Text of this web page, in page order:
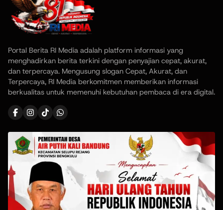
Portal Berita RI Media adalah platform informasi yang
menghadirkan berita terkini dengan penyajian cepat, akurat,
dan terpercaya. Mengusung slogan Cepat, Akurat, dan
Terpercaya, RI Media berkomitmen memberikan informasi
berkualitas untuk memenuhi kebutuhan pembaca di era digital.